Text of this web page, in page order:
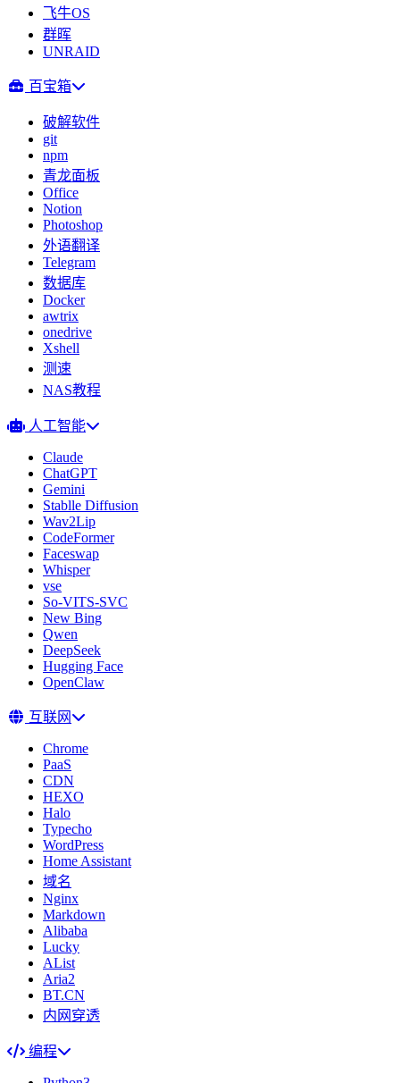
飞牛OS
群晖
UNRAID
百宝箱
破解软件
git
npm
青龙面板
Office
Notion
Photoshop
外语翻译
Telegram
数据库
Docker
awtrix
onedrive
Xshell
测速
NAS教程
人工智能
Claude
ChatGPT
Gemini
Stablle Diffusion
Wav2Lip
CodeFormer
Faceswap
Whisper
vse
So-VITS-SVC
New Bing
Qwen
DeepSeek
Hugging Face
OpenClaw
互联网
Chrome
PaaS
CDN
HEXO
Halo
Typecho
WordPress
Home Assistant
域名
Nginx
Markdown
Alibaba
Lucky
AList
Aria2
BT.CN
内网穿透
编程